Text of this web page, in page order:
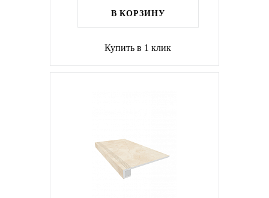
В КОРЗИНУ
Купить в 1 клик